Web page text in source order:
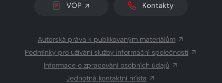
VOP Kontakty
Autorská práva k publikovaným materiálům
Podmínky pro užívání služby informační společnosti
Informace o zpracování osobních údajů
Jednotná kontaktní místa